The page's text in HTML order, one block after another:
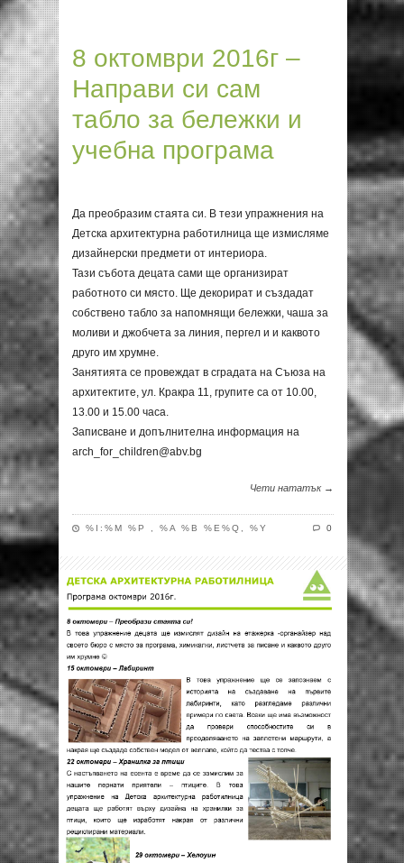
8 октомври 2016г –
Направи си сам
табло за бележки и
учебна програма
Да преобразим стаята си. В тези упражнения на
Детска архитектурна работилница ще измисляме
дизайнерски предмети от интериора.
Тази събота децата сами ще организират
работното си място. Ще декорират и създадат
собствено табло за напомнящи бележки, чаша за
моливи и джобчета за линия, пергел и и каквото
друго им хрумне.
Занятията се провеждат в сградата на Съюза на
архитектите, ул. Кракра 11, групите са от 10.00,
13.00 и 15.00 часа.
Записване и допълнителна информация на
arch_for_children@abv.bg
Чети нататък →
%I:%M %P , %A %B %E%Q, %Y 0